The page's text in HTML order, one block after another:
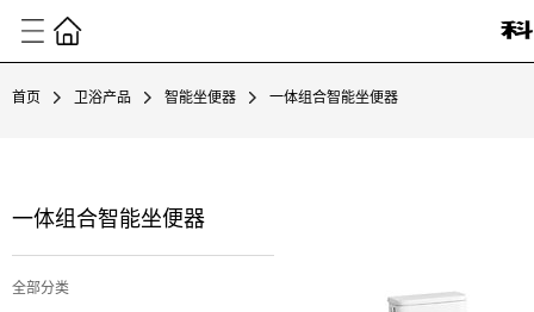
首页 卫浴产品 智能坐便器 一体组合智能坐便器
一体组合智能坐便器
全部分类